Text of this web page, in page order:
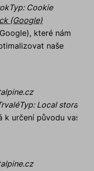
Typ: Cookie
(Google)
které nám
naše
Typ: Local storage
určení původu vaší